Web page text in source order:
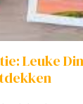
Leuke